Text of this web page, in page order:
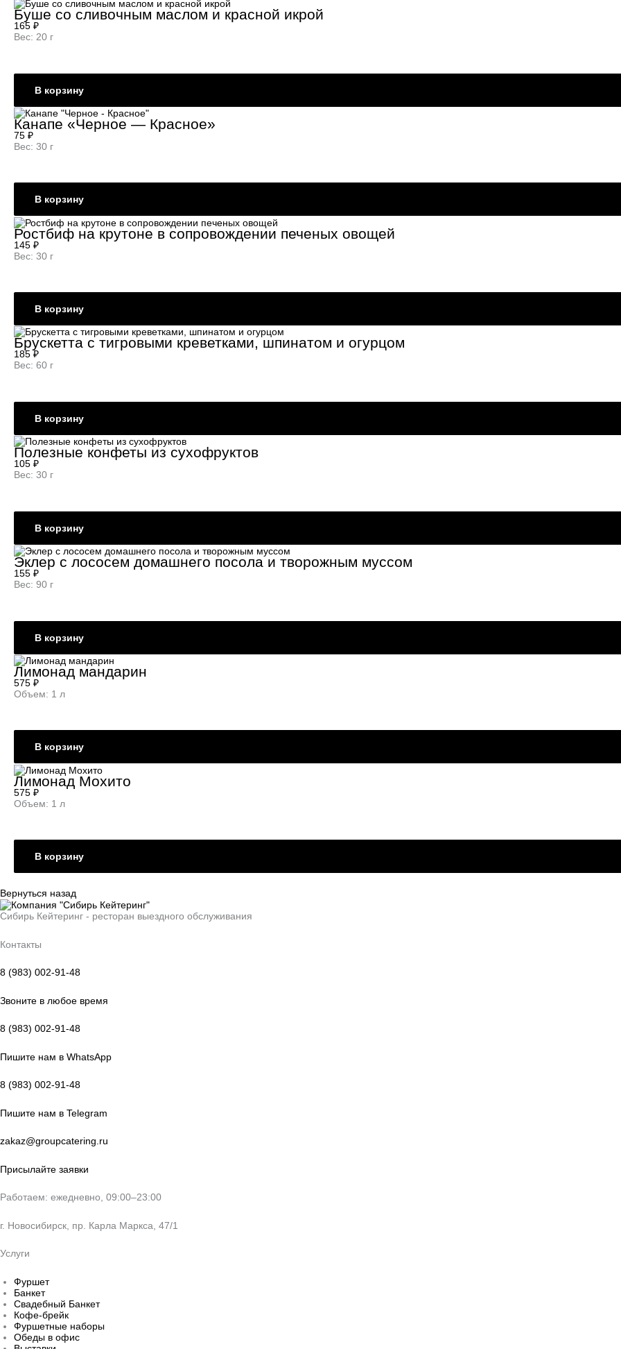
Буше со сливочным маслом и красной икрой
165 ₽
Вес: 20 г
В корзину
Канапе «Черное — Красное»
75 ₽
Вес: 30 г
В корзину
Ростбиф на крутоне в сопровождении печеных овощей
145 ₽
Вес: 30 г
В корзину
Брускетта с тигровыми креветками, шпинатом и огурцом
185₽
Вес: 60 г
В корзину
Полезные конфеты из сухофруктов
105 ₽
Вес: 30 г
В корзину
Эклер с лососем домашнего посола и творожным муссом
155 ₽
Вес: 90 г
В корзину
Лимонад мандарин
575 ₽
Объем: 1 л
В корзину
Лимонад Мохито
575 ₽
Объем: 1 л
В корзину
Вернуться назад
Сибирь Кейтеринг - ресторан выездного обслуживания
Контакты
8 (983) 002-91-48
Звоните в любое время
8 (983) 002-91-48
Пишите нам в WhatsApp
8 (983) 002-91-48
Пишите нам в Telegram
zakaz@groupcatering.ru
Присылайте заявки
Работаем: ежедневно, 09:00–23:00
г. Новосибирск, пр. Карла Маркса, 47/1
Услуги
Фуршет
Банкет
Свадебный Банкет
Кофе-брейк
Фуршетные наборы
Обеды в офис